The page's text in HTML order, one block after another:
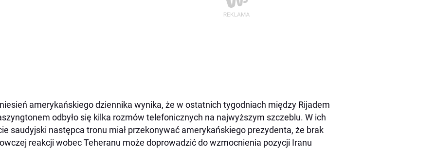
amerykańskiego dziennika wynika, że w ostatnich tygodniach między Rijadem
odbyło się kilka rozmów telefonicznych na najwyższym szczeblu. W ich
saudyjski następca tronu miał przekonywać amerykańskiego prezydenta, że brak
reakcji wobec Teheranu może doprowadzić do wzmocnienia pozycji Iranu